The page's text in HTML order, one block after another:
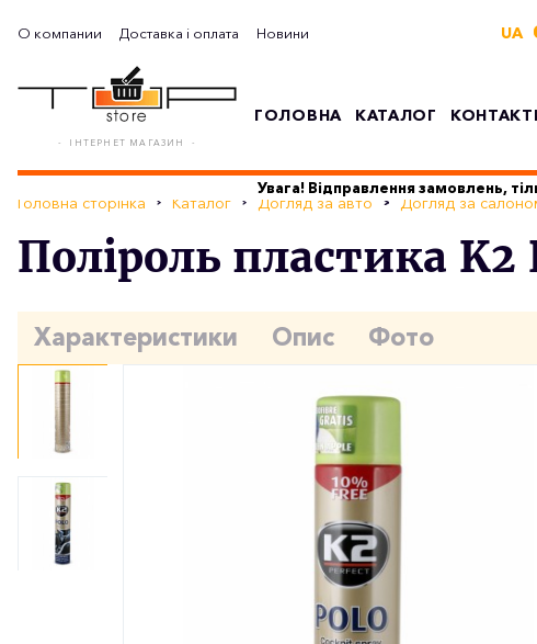
О компании Доставка і оплата Новини UA
- ІНТЕРНЕТ МАГАЗИН -
ГОЛОВНА КАТАЛОГ
Увага! Відправлення замовлень,
Головна сторінка Каталог Догляд за авто Догляд за
Поліроль пластика
Характеристики Опис Фото